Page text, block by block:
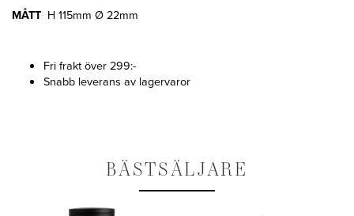
MÅTT H 115mm Ø 22mm
Fri frakt över 299:-
Snabb leverans av lagervaror
BÄSTSÄLJARE